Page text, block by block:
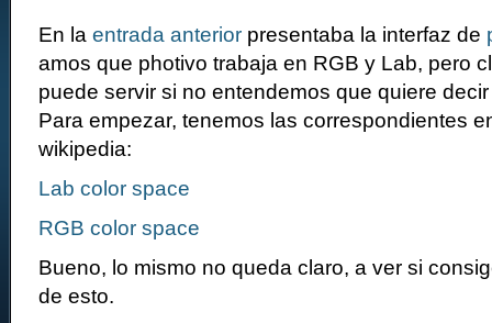
En la entrada anterior presentaba la interfaz de
amos que photivo trabaja en RGB y Lab, pero
puede servir si no entendemos que quiere
Para empezar, tenemos las correspondientes
wikipedia:
Lab color space
RGB color space
Bueno, lo mismo no queda claro, a ver si
de esto.